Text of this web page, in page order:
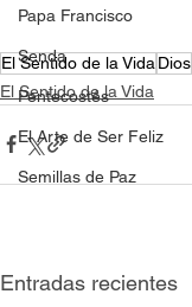
Papa Francisco
Senda
Pentecostés
El Arte de Ser Feliz
Semillas de Paz
El Sentido de la Vida Dios
El Sentido de la Vida
Entradas recientes